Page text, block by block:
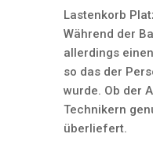
Lastenkorb
Während der
allerdings
so das der
wurde. Ob der
Technikern
überliefert.